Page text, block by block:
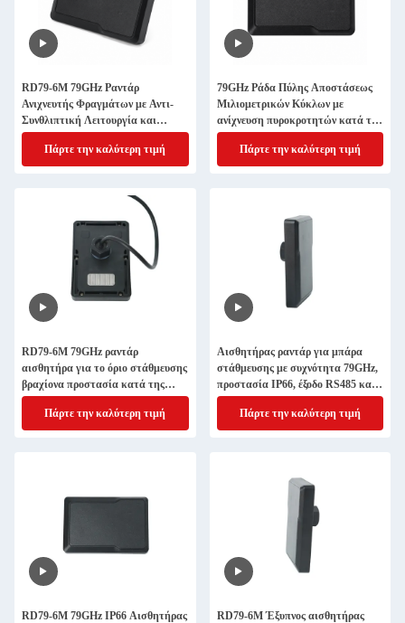
RD79-6M 79GHz Ραντάρ
Ανιχνευτής Φραγμάτων με Αντι-
Συνθλιπτική Λειτουργία και
Ανίχνευση Ενεργοποίησης για
Εξωτερικές Μπάρες Πάρκινγκ
IP66
Πάρτε την καλύτερη τιμή
79GHz Ράδα Πύλης Αποστάσεως
Μιλιομετρικών Κύκλων με
ανίχνευση πυροκροτητών κατά της
συντριβής Bluetooth Debugging
και έξοδο RS485
Πάρτε την καλύτερη τιμή
RD79-6M 79GHz ραντάρ
αισθητήρα για το όριο στάθμευσης
βραχίονα προστασία κατά της
συντριβής και οχήματος πρόσβαση
σκανδάλη
Πάρτε την καλύτερη τιμή
Αισθητήρας ραντάρ για μπάρα
στάθμευσης με συχνότητα 79GHz,
προστασία IP66, έξοδο RS485 και
ρύθμιση Bluetooth
Πάρτε την καλύτερη τιμή
RD79-6M 79GHz IP66 Αισθητήρας
RD79-6M Έξυπνος αισθητήρας